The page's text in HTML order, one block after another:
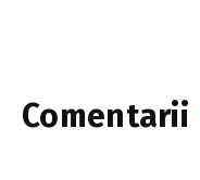
Comentarii